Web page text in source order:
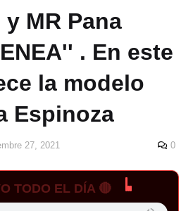
MR Pana
. En este
la modelo
Espinoza
27, 2021 0
TODO EL DÍA 🔴